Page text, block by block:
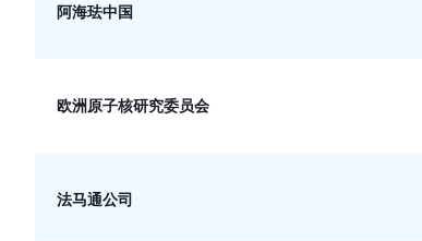
阿海珐中国
欧洲原子核研究委员会
法马通公司